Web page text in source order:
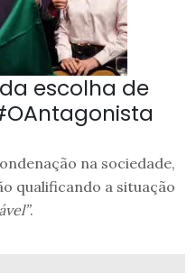
escolha de
na sociedade,
qualificando a situação
.